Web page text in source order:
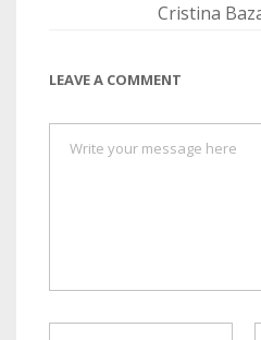
Cristina
LEAVE A COMMENT